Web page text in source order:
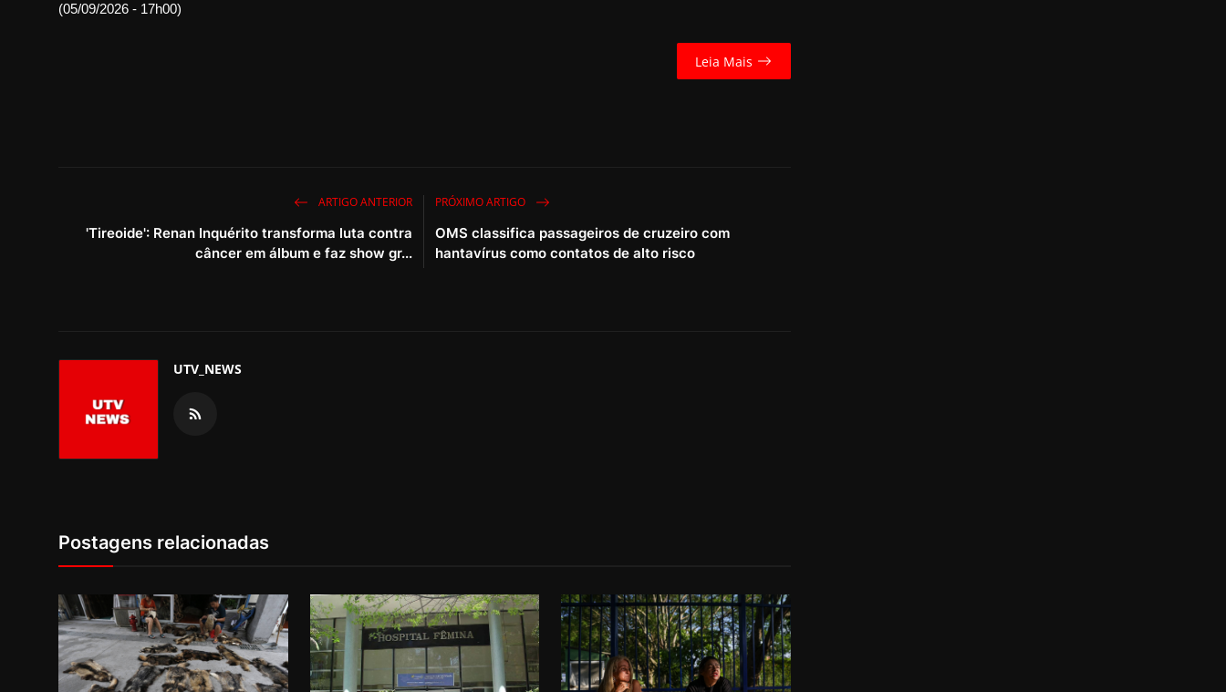
(05/09/2026 - 17h00)
Leia Mais
ARTIGO ANTERIOR
'Tireoide': Renan Inquérito transforma luta contra
câncer em álbum e faz show gr...
PRÓXIMO ARTIGO
OMS classifica passageiros de cruzeiro com
hantavírus como contatos de alto risco
UTV_NEWS
Postagens relacionadas